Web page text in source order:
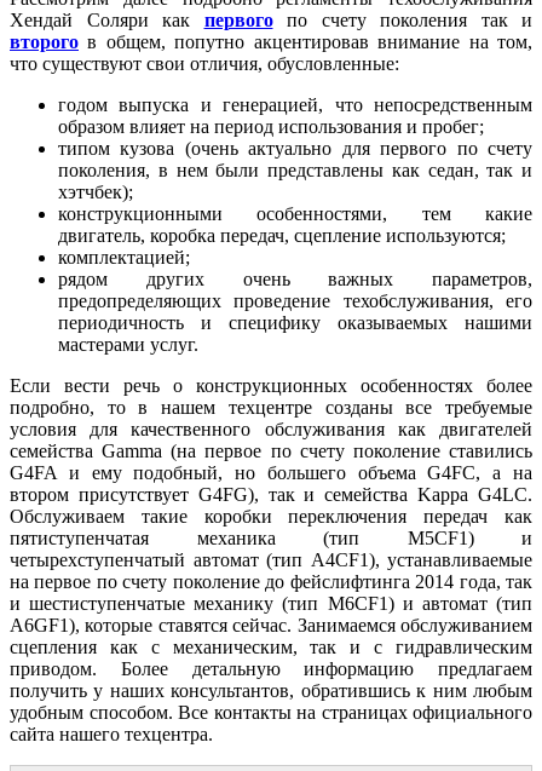
Хендай Соляри как первогопо счету поколения так и
второго в общем, попутно акцентировав внимание на том,
что существуют свои отличия, обусловленные:
годом выпуска и генерацией, что непосредственным
образом влияет на период использования и пробег;
типом кузова (очень актуально для первого по счету
поколения, в нем были представлены как седан, так и
хэтчбек);
конструкционными особенностями, тем какие
двигатель, коробка передач, сцепление используются;
комплектацией;
рядом других очень важных параметров,
предопределяющих проведение техобслуживания, его
периодичность и специфику оказываемых нашими
мастерами услуг.
Если вести речь о конструкционных особенностях более
подробно, то в нашем техцентре созданы все требуемые
условия для качественного обслуживания как двигателей
семейства Gamma (на первое по счету поколение ставились
G4FA и ему подобный, но большего объема G4FC, а на
втором присутствует G4FG), так и семейства Kappa G4LC.
Обслуживаем такие коробки переключения передач как
пятиступенчатая механика (тип M5CF1) и
четырехступенчатый автомат (тип A4CF1), устанавливаемые
на первое по счету поколение до фейслифтинга 2014 года, так
и шестиступенчатые механику (тип M6CF1) и автомат (тип
A6GF1), которые ставятся сейчас. Занимаемся обслуживанием
сцепления как с механическим, так и с гидравлическим
приводом. Более детальную информацию предлагаем
получить у наших консультантов, обратившись к ним любым
удобным способом. Все контакты на страницах официального
сайта нашего техцентра.